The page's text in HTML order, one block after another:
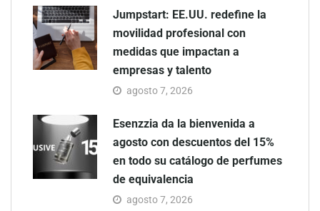
Jumpstart: EE.UU. redefine la
movilidad profesional con
medidas que impactan a
empresas y talento
agosto 7, 2026
Esenzzia da la bienvenida a
agosto con descuentos del 15%
en todo su catálogo de perfumes
de equivalencia
agosto 7, 2026